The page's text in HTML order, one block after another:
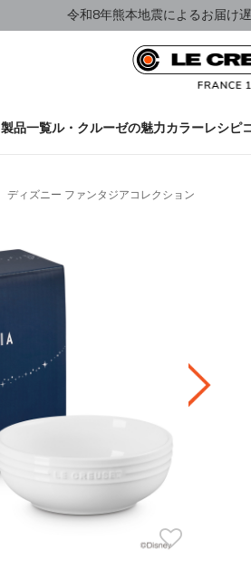
令和8年熊本地震によるお届け
製品一覧ル・クルーゼの魅力カラーレシピ
ディズニー ファンタジアコレクション